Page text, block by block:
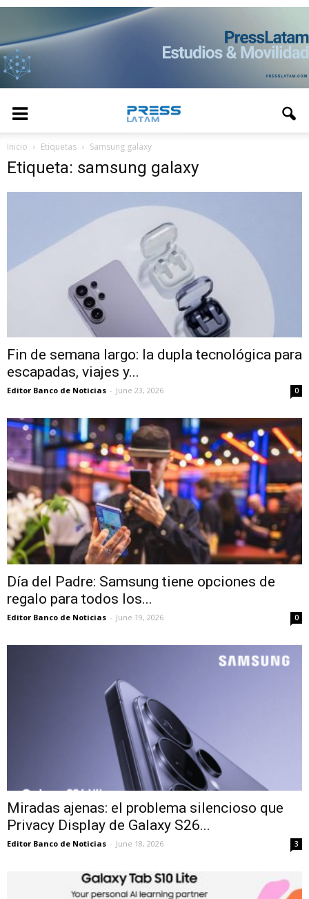
Inicio Etiquetas Samsung galaxy
Etiqueta: samsung galaxy
Fin de semana largo: la dupla tecnológica para
escapadas, viajes y...
Editor Banco de Noticias - June 23, 2026 0
Día del Padre: Samsung tiene opciones de
regalo para todos los...
Editor Banco de Noticias - June 19, 2026 0
Miradas ajenas: el problema silencioso que
Privacy Display de Galaxy S26...
Editor Banco de Noticias - June 18, 2026 3